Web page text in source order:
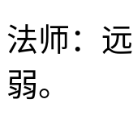
法师：
弱。